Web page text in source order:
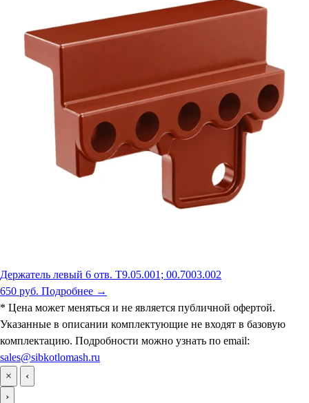
Держатель левый 6 отв. Т9.05.001; 00.7003.002
650 руб. Подробнее →
* Цена может меняться и не является публичной офертой.
Указанные в описании комплектующие не входят в базовую
комплектацию. Подробности можно узнать по email:
sales@sibkotlomash.ru
×
‹
›